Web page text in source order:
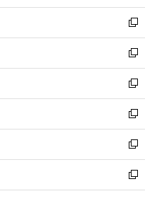
開
く
ウ
で
開
く
ン
ド
ウ
で
開
く
新
し
い
ウ
ィ
ン
ド
ウ
で
開
く
新
し
い
ウ
ィ
ン
ド
ウ
で
開
新
し
い
ウ
ィ
ン
ド
ウ
新
し
い
ウ
ィ
ン
新
し
い
ウ
新
し